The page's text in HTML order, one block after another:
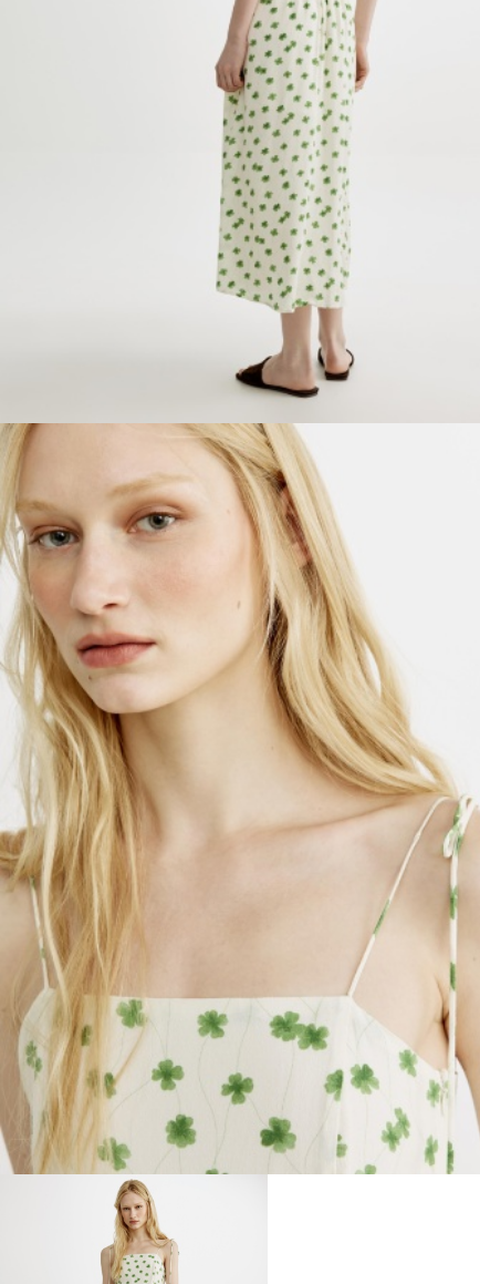
РАСПРОДАЖА ДО -60%
ПОДАРОЧНЫЕ СЕРТИФИКАТЫ
НА СЛУЧАЙ ПОНЕДЕЛЬНИКА
КОНСТРУКТОР ГАРДЕРОБА
ПРИМЕРИТЬ ОНЛАЙН
SELA × ЧЕБУРАШКА
SELA × СОЮЗМУЛЬТФИЛЬМ
SELA.PREMIUM
ДЕНИМ
СКОРО В ПРОДАЖЕ
РАСПРОДАЖА ДО -60%
ЛУКБУКИ
ПОДАРОЧНЫЕ СЕРТИФИКАТЫ
СКАНДИНАВСКОЕ ДЕТСТВО
ШКОЛА СКОРО
ЛЕГКО ГЛАДИТЬ
ДЕВОЧКИ
МАЛЬЧИКИ
МАЛЫШИ только онлайн
ПОДАРОЧНЫЕ СЕРТИФИКАТЫ
КУПАЛЬНЫЙ СЕЗОН
ЛЕТНЯЯ БЕЗМЯТЕЖНОСТЬ
НОВИНКИ
ТЕКСТИЛЬ
ПОСУДА
АРОМАТЫ ДЛЯ ДОМА
ХРАНЕНИЕ